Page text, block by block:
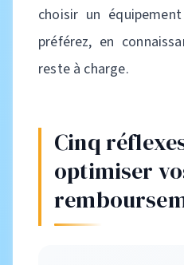
choisir un
préférez, en
reste à charge.
Cinq
optimiser